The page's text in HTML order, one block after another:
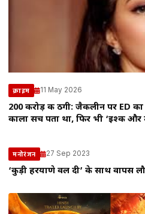
क्राइम 11 May 2026
200 करोड़ की ठगी: जैकलीन पर ED
काला सच पता था, फिर भी ‘इश्क और
मनोरंजन 27 Sep 2023
‘कुड़ी हरयाणे वल दी’ के साथ वापस